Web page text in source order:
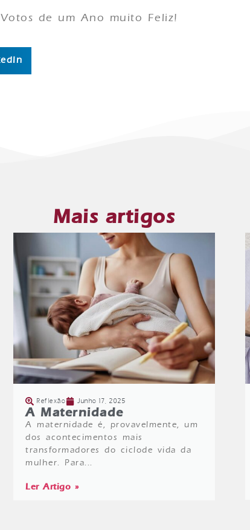
de um Ano muito Feliz!
Mais artigos
Reflexão Junho 17, 2025
A Maternidade
A maternidade é, provavelmente, um
dos acontecimentos mais
transformadores do ciclode vida da
mulher. Para...
Ler Artigo »